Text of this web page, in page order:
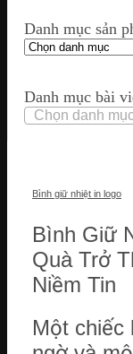
Danh mục sản
Danh mục bài
Danh
mục
Bình giữ nhiệt in logo
Bình Giữ
Quà Trở
Niềm Tin
Một chiếc